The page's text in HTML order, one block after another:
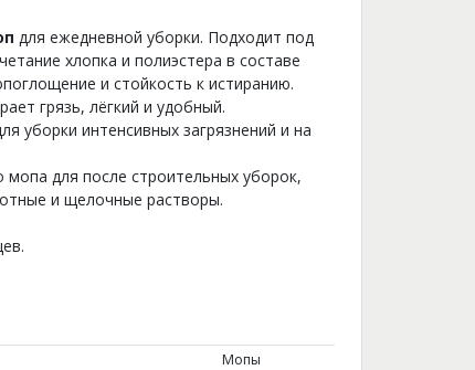
для ежедневной уборки. Подходит под
хлопка и полиэстера в составе
и стойкость к истиранию.
грязь, лёгкий и удобный.
уборки интенсивных загрязнений и на
мопа для после строительных уборок,
и щелочные растворы.
Мопы